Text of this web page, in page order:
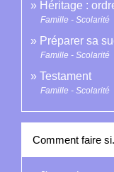
Héritage :
Famille - Scolarité
Préparer sa
Famille - Scolarité
Testament
Famille - Scolarité
Comment faire